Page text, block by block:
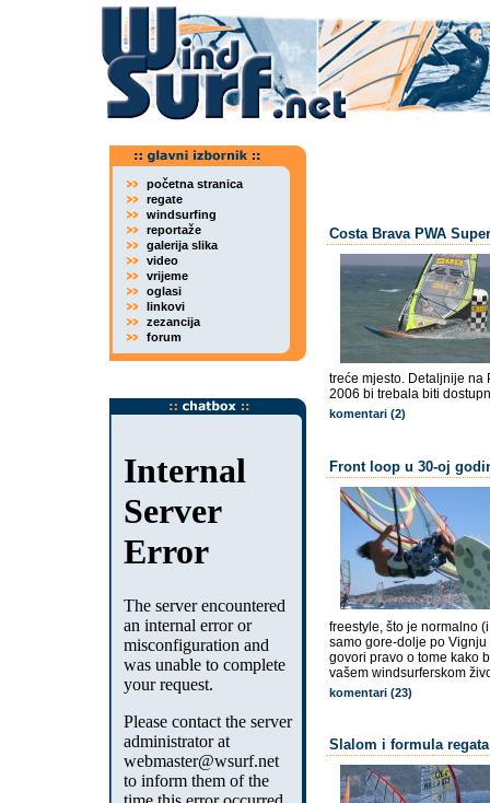
početna stranica
regate
windsurfing
reportaže
galerija slika
video
vrijeme
oglasi
linkovi
zezancija
forum
Costa Brava PWA
treće mjesto. Detaljnije na
2006 bi trebala biti
komentari (2)
Front loop u 30-oj
freestyle, što je normalno
samo gore-dolje po
govori pravo o tome kako
vašem windsurferskom
komentari (23)
Slalom i formula